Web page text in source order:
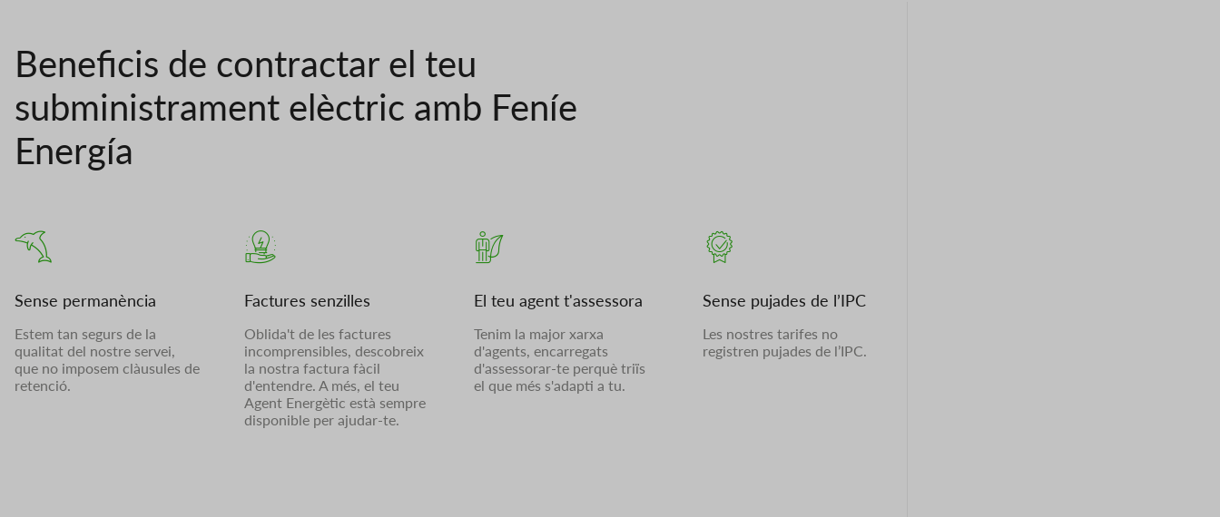
Beneficis de contractar el teu
subministrament elèctric amb Feníe
Energía
Sense permanència
Estem tan segurs de la
qualitat del nostre servei,
que no imposem clàusules de
retenció.
Factures senzilles
Oblida't de les factures
incomprensibles, descobreix
la nostra factura fàcil
d'entendre. A més, el teu
Agent Energètic està sempre
disponible per ajudar-te.
El teu agent t'assessora
Tenim la major xarxa
d'agents, encarregats
d'assessorar-te perquè triïs
el que més s'adapti a tu.
Sense pujades de l’IPC
Les nostres tarifes no
registren pujades de l’IPC.